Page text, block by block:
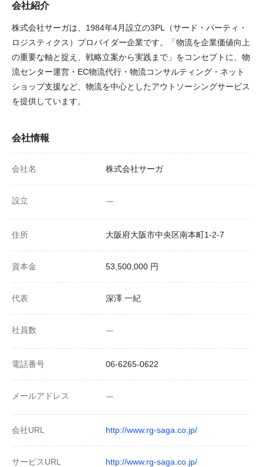
会社紹介
株式会社サーガは、1984年4月設立の3PL（サード・パーティ・
ロジスティクス）プロバイダー企業です。「物流を企業価値向上
の重要な軸と捉え、戦略立案から実践まで」をコンセプトに、物
流センター運営・EC物流代行・物流コンサルティング・ネット
ショップ支援など、物流を中心としたアウトソーシングサービス
を提供しています。
会社情報
会社名 株式会社サーガ
設立 ー
住所 大阪府大阪市中央区南本町1-2-7
資本金 53,500,000 円
代表 深澤 一紀
社員数 ー
電話番号 06-6265-0622
メールアドレス ー
会社URL http://www.rg-saga.co.jp/
サービスURL http://www.rg-saga.co.jp/